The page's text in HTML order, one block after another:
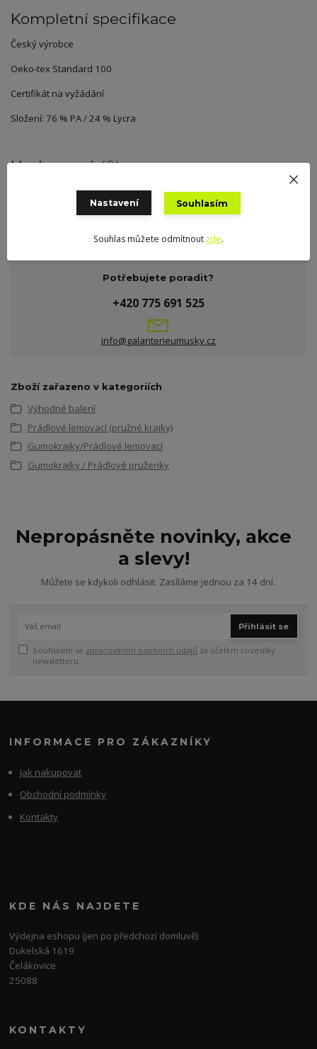
Kompletní specifikace
Český výrobce
Oeko-tex Standard 100
Certifikát na vyžádání
Složení: 76 % PA / 24 % Lycra
Hodnocení 0
K tomuto produktu zatím nikdo hodnocení nepřidal. Buďte první.
Přidat hodnocení
Potřebujete poradit?
+420 775 691 525
info@galanterieumusky.cz
Zboží zařazeno v kategoriích
Výhodné balení
Prádlové lemovací (pružné krajky)
Gumokrajky/Prádlové lemovací
Gumokrajky / Prádlové pruženky
Nepropásněte novinky, akce
a slevy!
Můžete se kdykoli odhlásit. Zasíláme jednou za 14 dní.
Přihlásit se
Souhlasím se zpracováním osobních údajů za účelem rozesílky
newsletteru.
INFORMACE PRO ZÁKAZNÍKY
Jak nakupovat
Obchodní podmínky
Kontakty
KDE NÁS NAJDETE
Výdejna eshopu (jen po předchozí domluvě)
Dukelská 1619
Čelákovice
25088
KONTAKTY
Nastavení Souhlasím
Souhlas můžete odmítnout zde.